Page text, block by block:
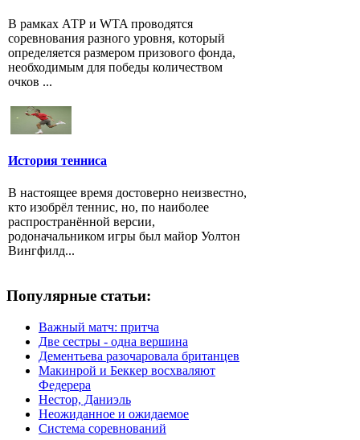
В рамках АТР и WTA проводятся
соревнования разного уровня, который
определяется размером призового фонда,
необходимым для победы количеством
очков ...
История тенниса
В настоящее время достоверно неизвестно,
кто изобрёл теннис, но, по наиболее
распространённой версии,
родоначальником игры был майор Уолтон
Вингфилд...
Популярные статьи:
Важный матч: притча
Две сестры - одна вершина
Дементьева разочаровала британцев
Макинрой и Беккер восхваляют
Федерера
Нестор, Даниэль
Неожиданное и ожидаемое
Система соревнований